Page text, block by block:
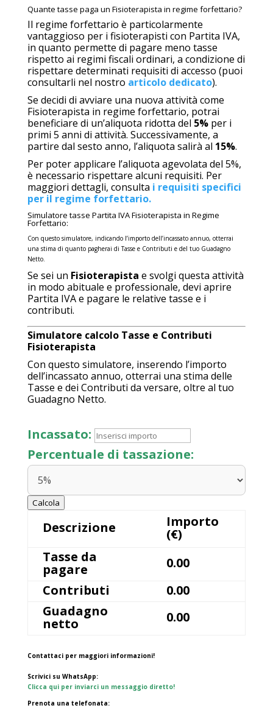
Quante tasse paga un Fisioterapista in regime forfettario?
Il regime forfettario è particolarmente
vantaggioso per i fisioterapisti con Partita IVA,
in quanto permette di pagare meno tasse
rispetto ai regimi fiscali ordinari, a condizione di
rispettare determinati requisiti di accesso (puoi
consultarli nel nostro articolo dedicato).
Se decidi di avviare una nuova attività come
Fisioterapista in regime forfettario, potrai
beneficiare di un’aliquota ridotta del 5%per i
primi 5 anni di attività. Successivamente, a
partire dal sesto anno, l’aliquota salirà al 15%.
Per poter applicare l’aliquota agevolata del 5%,
è necessario rispettare alcuni requisiti. Per
maggiori dettagli, consulta i requisiti specifici
per il regime forfettario.
Simulatore tasse Partita IVA Fisioterapista in Regime
Forfettario:
Con questo simulatore, indicando l’importo dell’incassato annuo, otterrai
una stima di quanto pagherai di Tasse e Contributi e del tuo Guadagno
Netto.
Se sei un Fisioterapista e svolgi questa attività
in modo abituale e professionale, devi aprire
Partita IVA e pagare le relative tasse e i
contributi.
Simulatore calcolo Tasse e Contributi
Fisioterapista
Con questo simulatore, inserendo l’importo
dell’incassato annuo, otterrai una stima delle
Tasse e dei Contributi da versare, oltre al tuo
Guadagno Netto.
Incassato:
Percentuale di tassazione:
Calcola
Descrizione Importo
(€)
Tasse da
pagare
0.00
Contributi
0.00
Guadagno
netto 0.00
Contattaci per maggiori informazioni!
Scrivici su WhatsApp:
Clicca qui per inviarci un messaggio diretto!
Prenota una telefonata: